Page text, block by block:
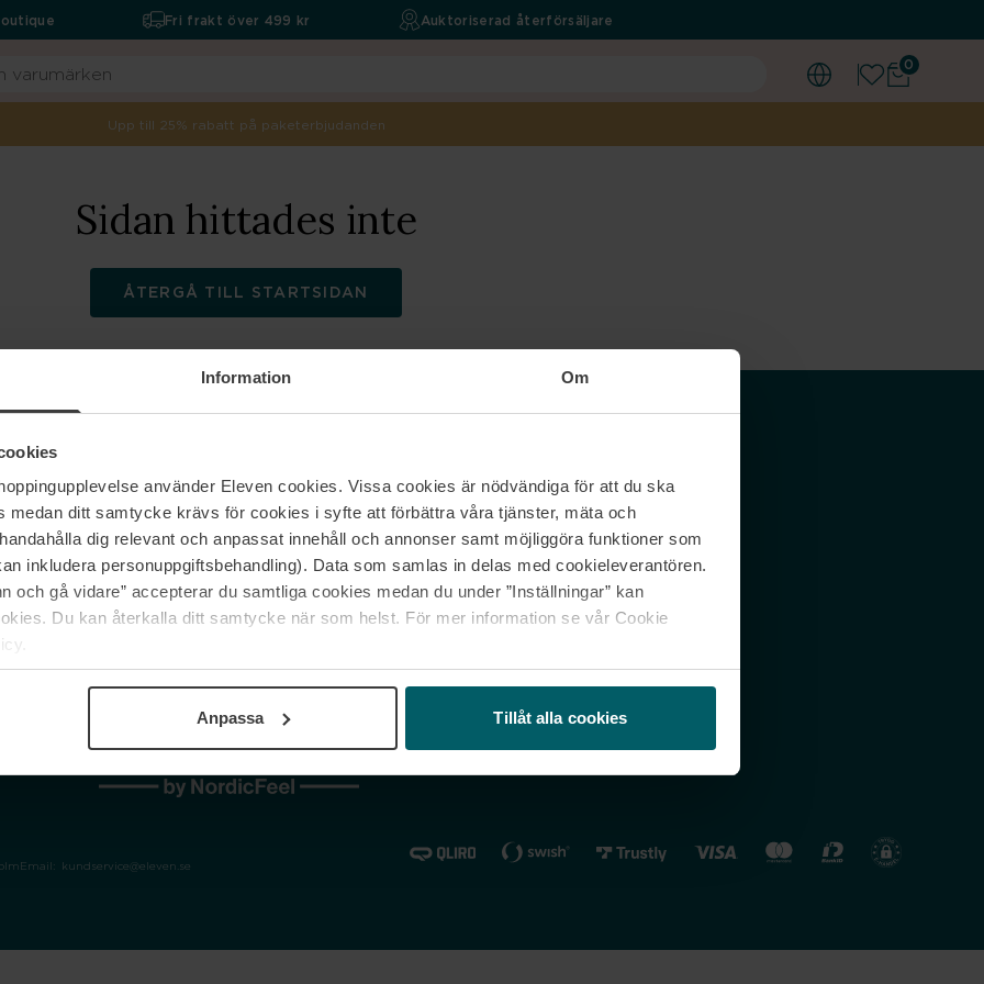
Information Om
använder Eleven cookies. Vissa cookies är nödvändiga för att du ska
medan ditt samtycke krävs för cookies i syfte att förbättra våra tjänster, mäta och
dig relevant och anpassat innehåll och annonser samt möjliggöra funktioner som
inkludera personuppgiftsbehandling). Data som samlas in delas med cookieleverantören.
och gå vidare” accepterar du samtliga cookies medan du under ”Inställningar” kan
Du kan återkalla ditt samtycke när som helst. För mer information se vår Cookie
Anpassa Tillåt alla cookies
0
Fri frakt över 499 kr Auktoriserad återförsäljare
Upp till 25% rabatt på paketerbjudanden
Sidan hittades inte
ÅTERGÅ TILL STARTSIDAN
Om oss
Jobba hos oss
Våra varumärken
Kontakta oss
Vanliga frågor & svar
Spåra min beställning
reklamationer
Nordicfeel SE
Nordicfeel FI
Nordicfeel NO
Email: kundservice@eleven.se